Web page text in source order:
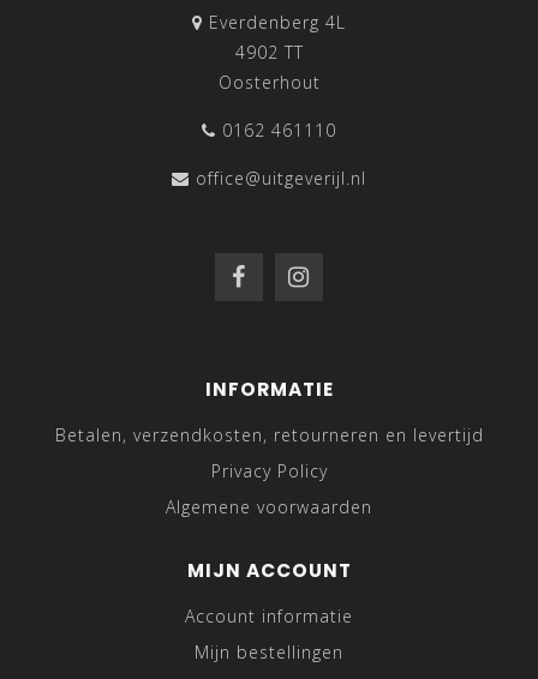
Everdenberg 4L
4902 TT
Oosterhout
0162 461110
office@uitgeverijl.nl
INFORMATIE
Betalen, verzendkosten, retourneren en levertijd
Privacy Policy
Algemene voorwaarden
MIJN ACCOUNT
Account informatie
Mijn bestellingen